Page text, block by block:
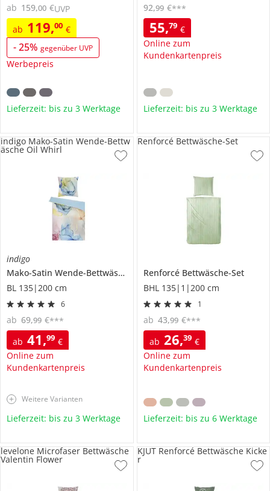
ab 119,00 €
-25% gegenüber UVP
Werbepreis
ab 159,00 €UVP
Lieferzeit: bis zu 3 Werktage
55,79 €
Online zum
Kundenkartenpreis
92,99 €***
Lieferzeit: bis zu 3 Werktage
indigo
Mako-Satin Wende-Bettwäsche
Oil Whirl
BL 135|200 cm
6
ab 41,99 €
Online zum
Kundenkartenpreis
ab 69,99 €***
indigo Mako-Satin Wende-Bettw
äsche Oil Whirl
Weitere Varianten
Lieferzeit: bis zu 3 Werktage
Renforcé Bettwäsche-Set
BHL 135|1|200 cm
1
ab 26,39 €
Online zum
Kundenkartenpreis
ab 43,99 €***
Renforcé Bettwäsche-Set
Lieferzeit: bis zu 6 Werktage
levelone Microfaser Bettwäsche
Valentin Flower
KJUT Renforcé Bettwäsche Kicke
r